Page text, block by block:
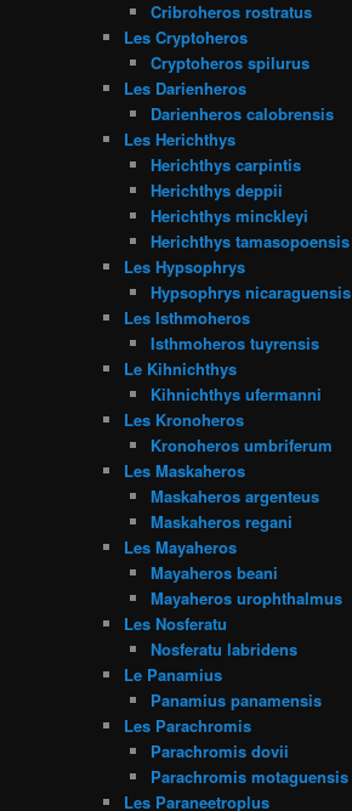
Cribroheros rostratus
Les Cryptoheros
Cryptoheros spilurus
Les Darienheros
Darienheros calobrensis
Les Herichthys
Herichthys carpintis
Herichthys deppii
Herichthys minckleyi
Herichthys tamasopoensis
Les Hypsophrys
Hypsophrys nicaraguensis
Les Isthmoheros
Isthmoheros tuyrensis
Le Kihnichthys
Kihnichthys ufermanni
Les Kronoheros
Kronoheros umbriferum
Les Maskaheros
Maskaheros argenteus
Maskaheros regani
Les Mayaheros
Mayaheros beani
Mayaheros urophthalmus
Les Nosferatu
Nosferatu labridens
Le Panamius
Panamius panamensis
Les Parachromis
Parachromis dovii
Parachromis motaguensis
Les Paraneetroplus